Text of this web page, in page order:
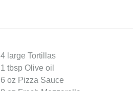
4 large Tortillas
1 tbsp Olive oil
6 oz Pizza Sauce